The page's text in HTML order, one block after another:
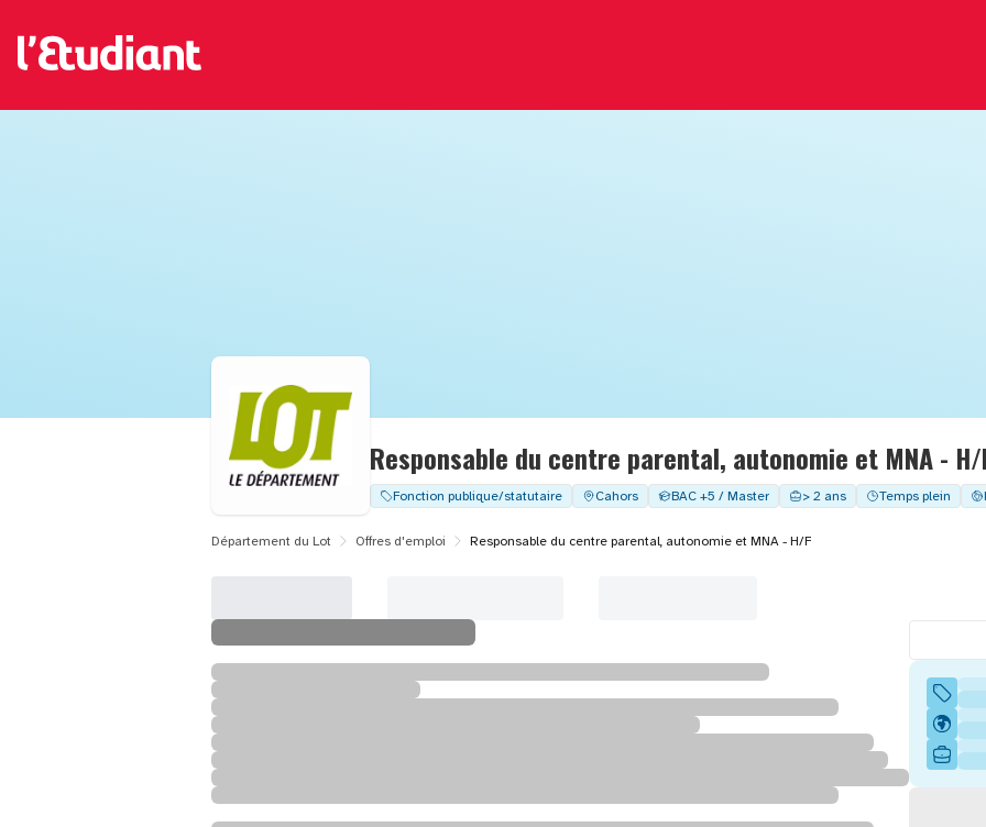
Responsable du centre parental, autonomie et MNA - H/
Fonction publique/statutaire Cahors BAC +5 / Master > 2 ans Temps plein
Département du Lot Offres d'emploi Responsable du centre parental, autonomie et MNA - H/F